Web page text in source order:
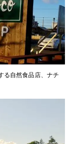
る自然食品店、ナチ